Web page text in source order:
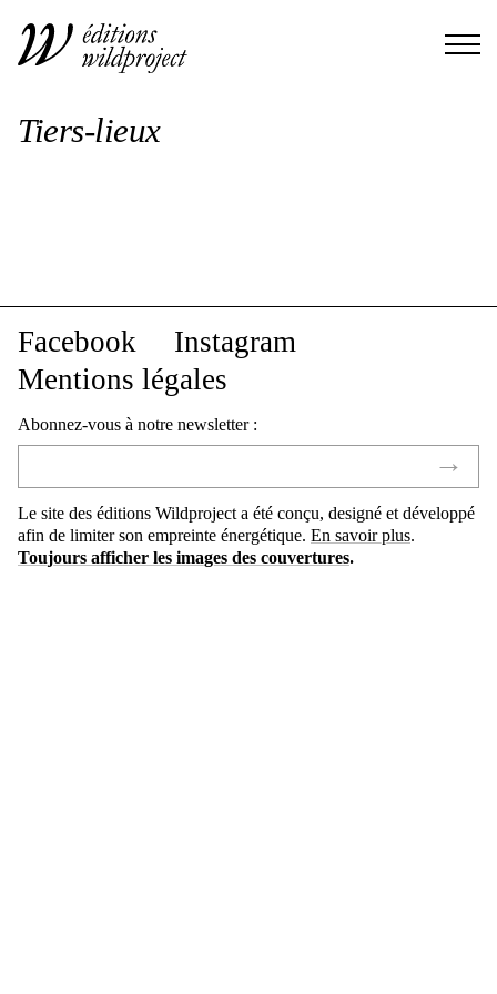
Tiers-lieux
Facebook
Instagram
Mentions légales
Abonnez-vous à notre newsletter :
Le site des éditions Wildproject a été conçu, designé et développé
afin de limiter son empreinte énergétique. En savoir plus.
Toujours afficher les images des couvertures.